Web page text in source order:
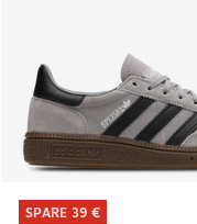
SPARE 39 €
SPARE 39 €